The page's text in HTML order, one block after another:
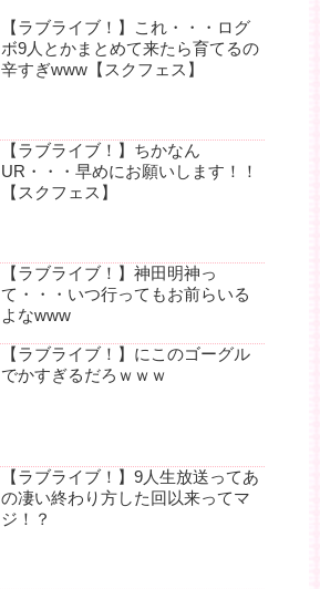
【ラブライブ！】これ・・・ログ
ボ9人とかまとめて来たら育てるの
辛すぎwww【スクフェス】
【ラブライブ！】ちかなん
UR・・・早めにお願いします！！
【スクフェス】
【ラブライブ！】神田明神っ
て・・・いつ行ってもお前らいる
よなwww
【ラブライブ！】にこのゴーグル
でかすぎるだろｗｗｗ
【ラブライブ！】9人生放送ってあ
の凄い終わり方した回以来ってマ
ジ！？